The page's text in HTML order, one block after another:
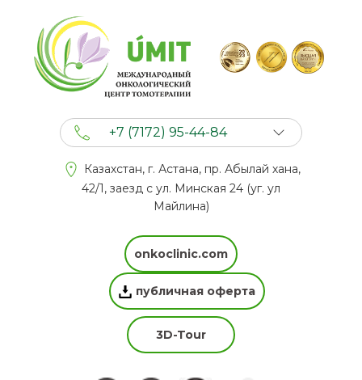
+7 (7172) 95-44-84
+7 (777) 201 44 44
Казахстан, г. Астана, пр. Абылай хана,
42/1, заезд с ул. Минская 24 (уг. ул
Майлина)
onkoclinic.com
публичная оферта
3D-Tour